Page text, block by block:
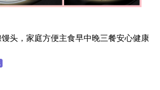
头，家庭方便主食早中晚三餐安心健康